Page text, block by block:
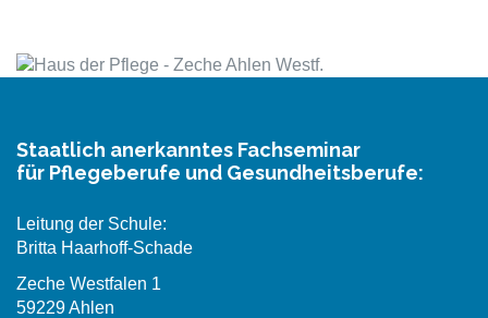
Staatlich anerkanntes Fachseminar
für Pflegeberufe und Gesundheitsberufe:
Leitung der Schule:
Britta Haarhoff-Schade
Zeche Westfalen 1
59229 Ahlen